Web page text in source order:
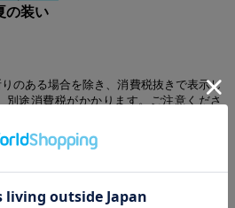
の装い
のある場合を除き、消費税抜きで表示し
途消費税がかかります。ご注意くださ
したら、お手